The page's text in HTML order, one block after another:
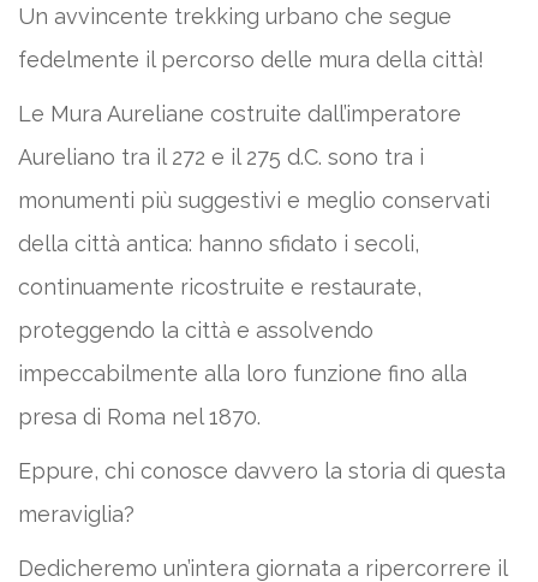
Un avvincente trekking urbano che segue
fedelmente il percorso delle mura della città!
Le Mura Aureliane costruite dall’imperatore
Aureliano tra il 272 e il 275 d.C. sono tra i
monumenti più suggestivi e meglio conservati
della città antica: hanno sfidato i secoli,
continuamente ricostruite e restaurate,
proteggendo la città e assolvendo
impeccabilmente alla loro funzione fino alla
presa di Roma nel 1870.
Eppure, chi conosce davvero la storia di questa
meraviglia?
Dedicheremo un’intera giornata a ripercorrere il